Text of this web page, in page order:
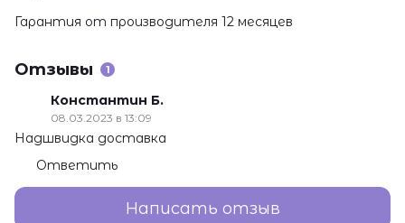
Гарантия от производителя 12 месяцев
Отзывы 1
Константин Б.
08.03.2023 в 13:09
Надшвидка доставка
Ответить
Написать отзыв